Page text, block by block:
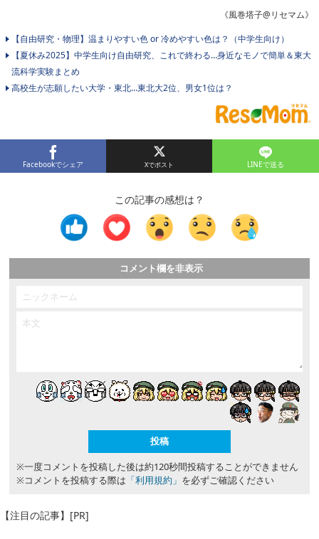
《風巻塔子@リセマム》
【自由研究・物理】温まりやすい色 or 冷めやすい色は？（中学生向け）
【夏休み2025】中学生向け自由研究、これで終わる…身近なモノで簡単＆東大
流科学実験まとめ
高校生が志願したい大学・東北…東北大2位、男女1位は？
Facebookでシェア LINEで送る
この記事の感想は？
コメント欄を非表示
※一度コメントを投稿した後は約120秒間投稿することができません
※コメントを投稿する際は 「利用規約」 を必ずご確認ください
【注目の記事】[PR]